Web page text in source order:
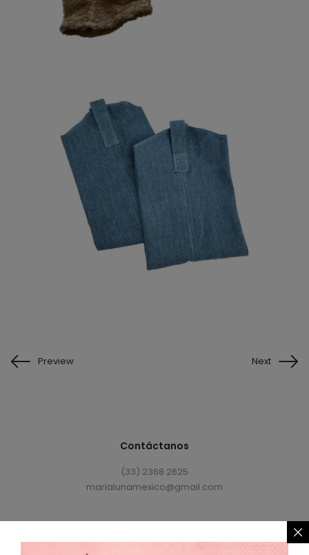
Preview Next
Contáctanos
(33) 2368 2625
marialunamexico@gmail.com